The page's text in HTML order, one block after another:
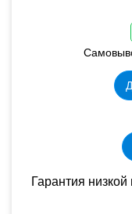
Гарантия